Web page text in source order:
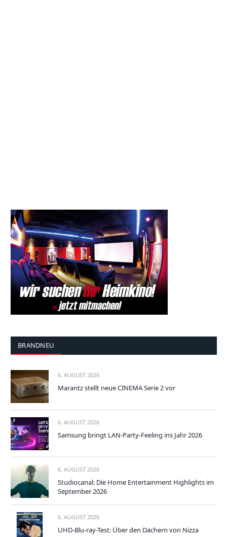
BRANDNEU
6. AUGUST 2026
Marantz stellt neue CINEMA Serie 2 vor
6. AUGUST 2026
Samsung bringt LAN-Party-Feeling ins Jahr 2026
6. AUGUST 2026
Studiocanal: Die Home Entertainment Highlights im
September 2026
6. AUGUST 2026
UHD-Blu-ray-Test: Über den Dächern von Nizza